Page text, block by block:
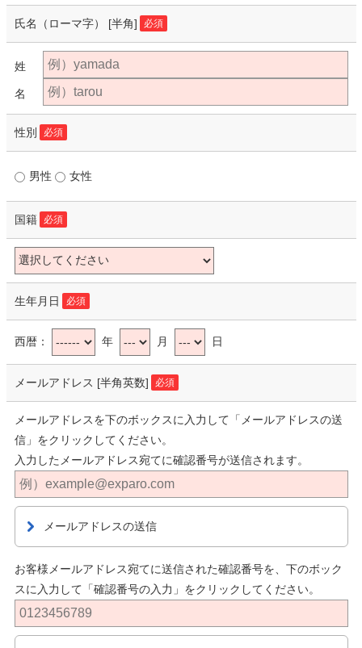
氏名（ローマ字） [半角] 必須
姓
名
性別 必須
男性 女性
国籍 必須
生年月日 必須
西暦： 年 月 日
メールアドレス [半角英数] 必須
メールアドレスを下のボックスに入力して「メールアドレスの送
信」をクリックしてください。
入力したメールアドレス宛てに確認番号が送信されます。
メールアドレスの送信
お客様メールアドレス宛てに送信された確認番号を、下のボック
スに入力して「確認番号の入力」をクリックしてください。